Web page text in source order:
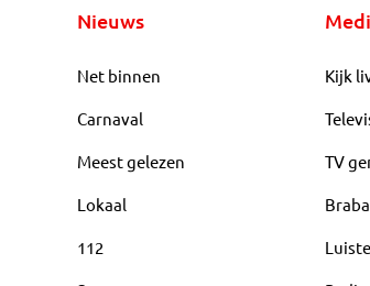
Nieuws
Net binnen
Carnaval
Meest gelezen
Lokaal
112
Kijk
TV